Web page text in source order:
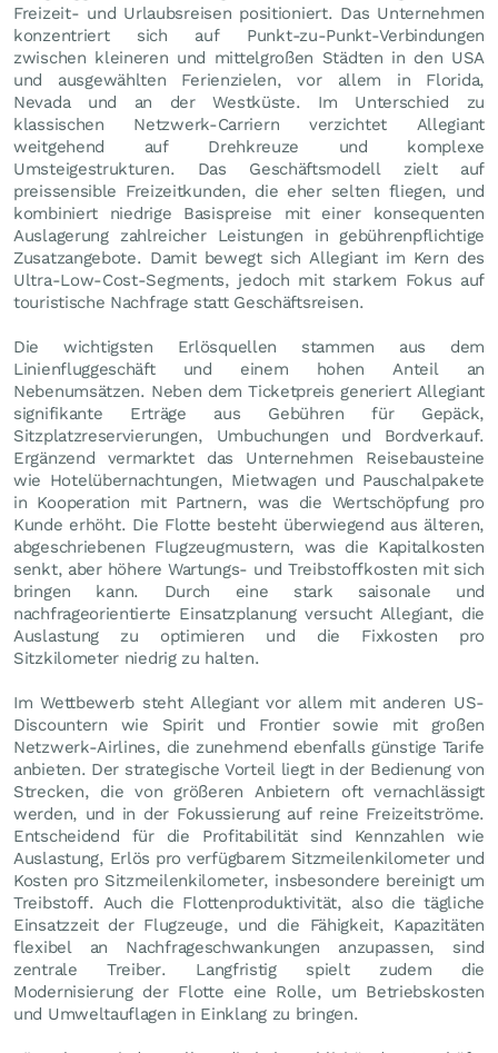
Freizeit- und Urlaubsreisen positioniert. Das Unternehmen
konzentriert sich auf Punkt-zu-Punkt-Verbindungen
zwischen kleineren und mittelgroßen Städten in den USA
und ausgewählten Ferienzielen, vor allem in Florida,
Nevada und an der Westküste. Im Unterschied zu
klassischen Netzwerk-Carriern verzichtet Allegiant
weitgehend auf Drehkreuze und komplexe
Umsteigestrukturen. Das Geschäftsmodell zielt auf
preissensible Freizeitkunden, die eher selten fliegen, und
kombiniert niedrige Basispreise mit einer konsequenten
Auslagerung zahlreicher Leistungen in gebührenpflichtige
Zusatzangebote. Damit bewegt sich Allegiant im Kern des
Ultra-Low-Cost-Segments, jedoch mit starkem Fokus auf
touristische Nachfrage statt Geschäftsreisen.
Die wichtigsten Erlösquellen stammen aus dem
Linienfluggeschäft und einem hohen Anteil an
Nebenumsätzen. Neben dem Ticketpreis generiert Allegiant
signifikante Erträge aus Gebühren für Gepäck,
Sitzplatzreservierungen, Umbuchungen und Bordverkauf.
Ergänzend vermarktet das Unternehmen Reisebausteine
wie Hotelübernachtungen, Mietwagen und Pauschalpakete
in Kooperation mit Partnern, was die Wertschöpfung pro
Kunde erhöht. Die Flotte besteht überwiegend aus älteren,
abgeschriebenen Flugzeugmustern, was die Kapitalkosten
senkt, aber höhere Wartungs- und Treibstoffkosten mit sich
bringen kann. Durch eine stark saisonale und
nachfrageorientierte Einsatzplanung versucht Allegiant, die
Auslastung zu optimieren und die Fixkosten pro
Sitzkilometer niedrig zu halten.
Im Wettbewerb steht Allegiant vor allem mit anderen US-
Discountern wie Spirit und Frontier sowie mit großen
Netzwerk-Airlines, die zunehmend ebenfalls günstige Tarife
anbieten. Der strategische Vorteil liegt in der Bedienung von
Strecken, die von größeren Anbietern oft vernachlässigt
werden, und in der Fokussierung auf reine Freizeitströme.
Entscheidend für die Profitabilität sind Kennzahlen wie
Auslastung, Erlös pro verfügbarem Sitzmeilenkilometer und
Kosten pro Sitzmeilenkilometer, insbesondere bereinigt um
Treibstoff. Auch die Flottenproduktivität, also die tägliche
Einsatzzeit der Flugzeuge, und die Fähigkeit, Kapazitäten
flexibel an Nachfrageschwankungen anzupassen, sind
zentrale Treiber. Langfristig spielt zudem die
Modernisierung der Flotte eine Rolle, um Betriebskosten
und Umweltauflagen in Einklang zu bringen.